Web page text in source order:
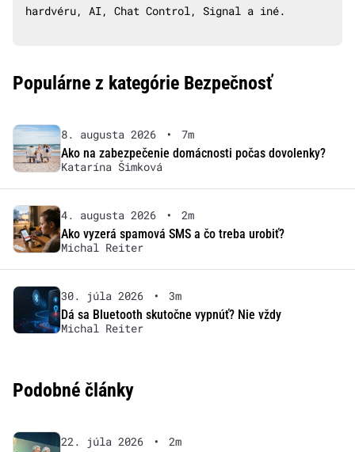
hardvéru, AI, Chat Control, Signal a iné.
Populárne z kategórie Bezpečnosť
8. augusta 2026 •
7m
Ako na zabezpečenie domácnosti počas dovolenky?
Katarína Šimková
4. augusta 2026 •
2m
Ako vyzerá spamová SMS a čo treba urobiť?
Michal Reiter
30. júla 2026 •
3m
Dá sa Bluetooth skutočne vypnúť? Nie vždy
Michal Reiter
Podobné články
22. júla 2026 •
2m